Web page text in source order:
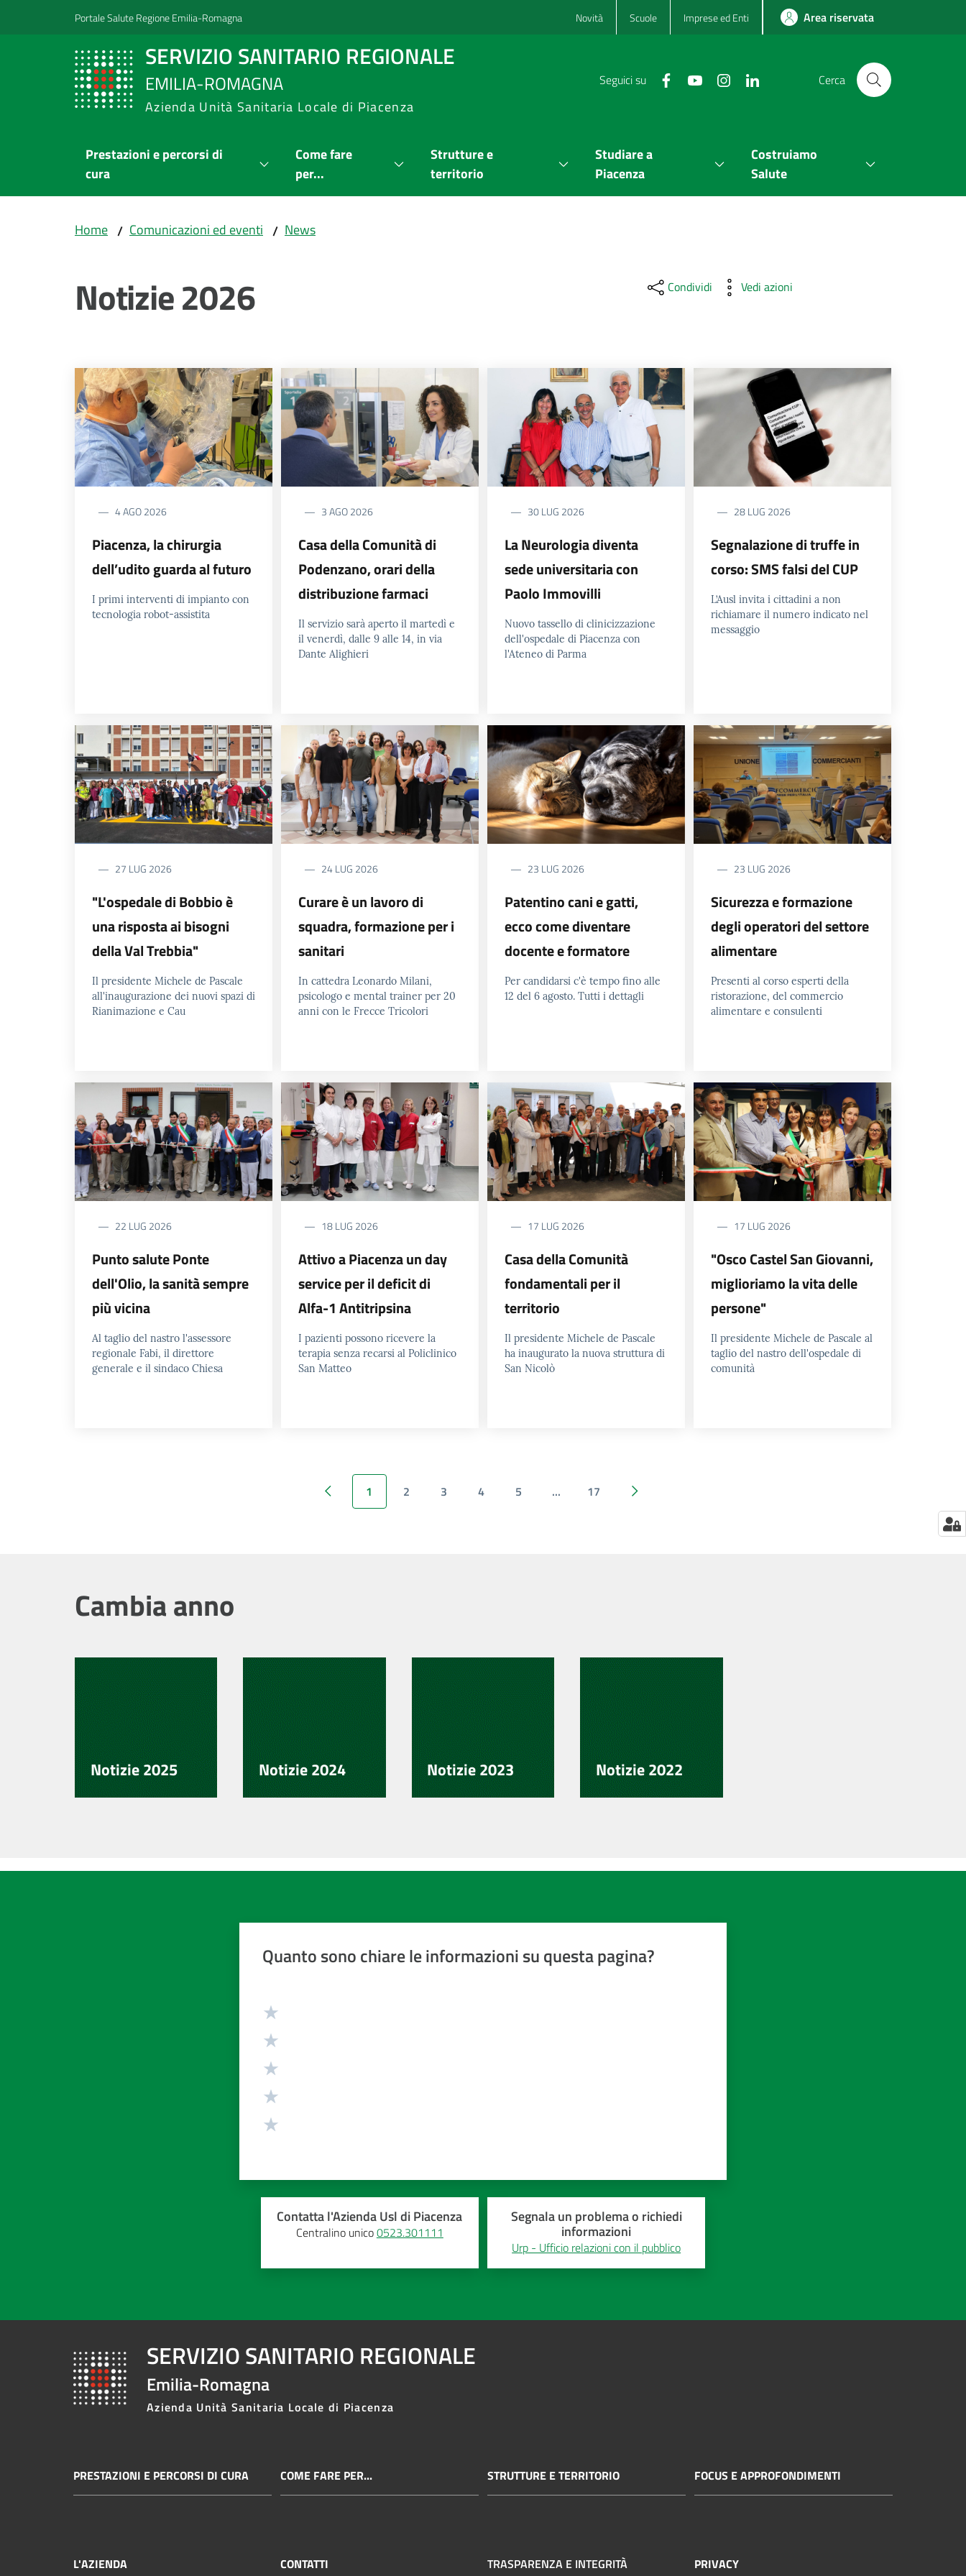
Vai al contenuto
Vai alla navigazionePortale Salute Regione Emilia-Romagna Novità Scuole Imprese ed Enti Area riservata
SERVIZIO SANITARIO REGIONALE
EMILIA-ROMAGNA
Azienda Unità Sanitaria Locale di Piacenza
Seguici su Cerca
Prestazioni e percorsi di
cura
Come fare
per...
Strutture e
territorio
Studiare a
Piacenza
Costruiamo
Salute
Home / Comunicazioni ed eventi / News
Notizie 2026 Condividi Vedi azioni
4 AGO 2026
Piacenza, la chirurgia
dell’udito guarda al futuro
I primi interventi di impianto con
tecnologia robot-assistita
3 AGO 2026
Casa della Comunità di
Podenzano, orari della
distribuzione farmaci
Il servizio sarà aperto il martedì e
il venerdì, dalle 9 alle 14, in via
Dante Alighieri
30 LUG 2026
La Neurologia diventa
sede universitaria con
Paolo Immovilli
Nuovo tassello di clinicizzazione
dell'ospedale di Piacenza con
l'Ateneo di Parma
28 LUG 2026
Segnalazione di truffe in
corso: SMS falsi del CUP
L’Ausl invita i cittadini a non
richiamare il numero indicato nel
messaggio
27 LUG 2026
"L'ospedale di Bobbio è
una risposta ai bisogni
della Val Trebbia"
Il presidente Michele de Pascale
all'inaugurazione dei nuovi spazi di
Rianimazione e Cau
24 LUG 2026
Curare è un lavoro di
squadra, formazione per i
sanitari
In cattedra Leonardo Milani,
psicologo e mental trainer per 20
anni con le Frecce Tricolori
23 LUG 2026
Patentino cani e gatti,
ecco come diventare
docente e formatore
Per candidarsi c'è tempo fino alle
12 del 6 agosto. Tutti i dettagli
23 LUG 2026
Sicurezza e formazione
degli operatori del settore
alimentare
Presenti al corso esperti della
ristorazione, del commercio
alimentare e consulenti
22 LUG 2026
Punto salute Ponte
dell'Olio, la sanità sempre
più vicina
Al taglio del nastro l'assessore
regionale Fabi, il direttore
generale e il sindaco Chiesa
18 LUG 2026
Attivo a Piacenza un day
service per il deficit di
Alfa-1 Antitripsina
I pazienti possono ricevere la
terapia senza recarsi al Policlinico
San Matteo
17 LUG 2026
Casa della Comunità
fondamentali per il
territorio
Il presidente Michele de Pascale
ha inaugurato la nuova struttura di
San Nicolò
17 LUG 2026
"Osco Castel San Giovanni,
miglioriamo la vita delle
persone"
Il presidente Michele de Pascale al
taglio del nastro dell'ospedale di
comunità
Pagina precedente
1 2 3 4 5 ...Pagina successiva
17 Pagina successiva
Cambia anno
Notizie 2025 Notizie 2024 Notizie 2023 Notizie 2022
Quanto sono chiare le informazioni su questa pagina?
Contatta l'Azienda Usl di Piacenza
Centralino unico0523.301111
Segnala un problema o richiedi
informazioni
Urp - Ufficio relazioni con il pubblico
SERVIZIO SANITARIO REGIONALE
Emilia-Romagna
Azienda Unità Sanitaria Locale di Piacenza
PRESTAZIONI E PERCORSI DI CURA COME FARE PER... STRUTTURE E TERRITORIO FOCUS E APPROFONDIMENTI
L'AZIENDA CONTATTI TRASPARENZA E INTEGRITÀ PRIVACY